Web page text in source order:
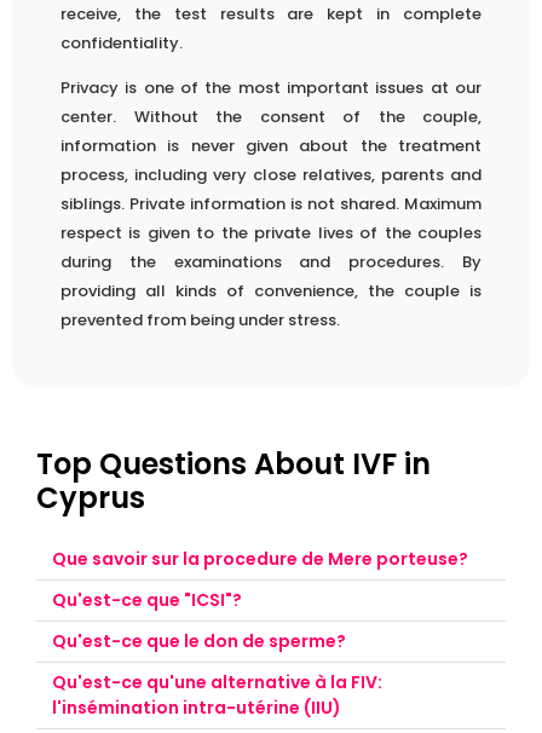
receive, the test results are kept in complete
confidentiality.
Privacy is one of the most important issues at our
center. Without the consent of the couple,
information is never given about the treatment
process, including very close relatives, parents and
siblings. Private information is not shared. Maximum
respect is given to the private lives of the couples
during the examinations and procedures. By
providing all kinds of convenience, the couple is
prevented from being under stress.
Top Questions About IVF in
Cyprus
Que savoir sur la procedure de Mere porteuse?
Les femmes de plus de 40 ans, qui ont des ovules de
mauvaise qualité ou qui n'ont pas réussi avec les
cycles précédents peuvent envisager une donneuse
d'ovules. Cela implique de combiner le sperme de
l'homme avec les ovules donnés par une autre femme.
Qu'est-ce que "ICSI"?
Les médecins injecteront le sperme directement dans
l'ovule dans un laboratoire. Cette technique, appelée
"ICSI" (injection intracytoplasmique de
Qu'est-ce que le don de sperme?
Les femmes fertiles peuvent choisir l'IIU en utilisant le
sperme d'un donneur. Cela peut prendre plusieurs
Qu'est-ce qu'une alternative à la FIV:
l'insémination intra-utérine (IIU)